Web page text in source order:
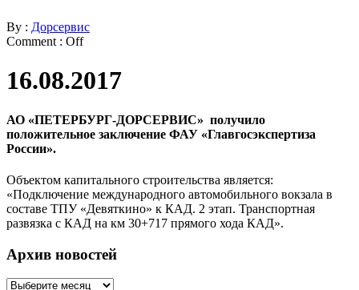
By : Дорсервис
Comment : Off
16.08.2017
АО «ПЕТЕРБУРГ-ДОРСЕРВИС» получило
положительное заключение ФАУ «Главгосэкспертиза
России».
Объектом капитального строительства является:
«Подключение международного автомобильного вокзала в
составе ТПУ «Девяткино» к КАД. 2 этап. Транспортная
развязка с КАД на км 30+717 прямого хода КАД».
Архив новостей